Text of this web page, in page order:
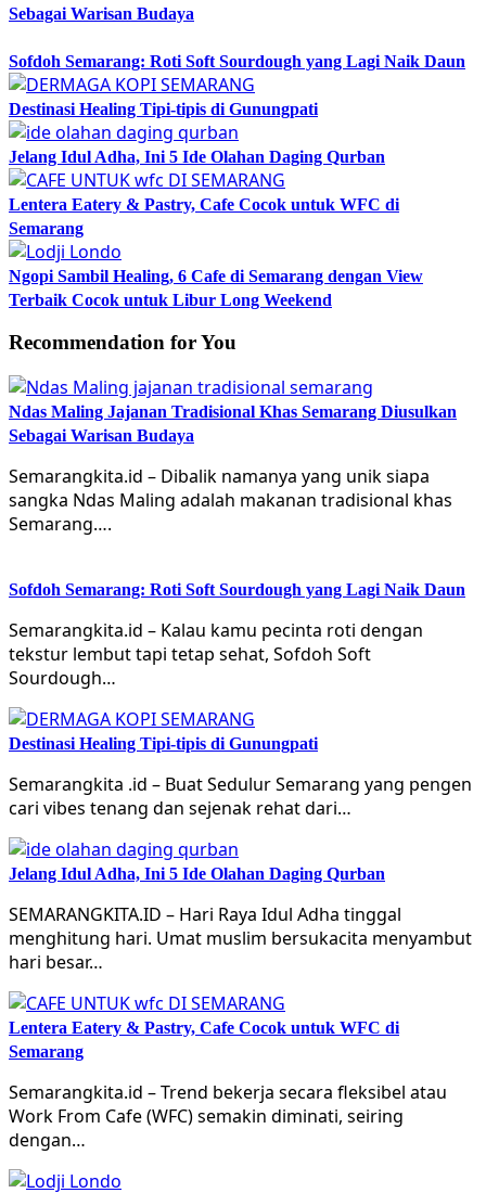
Sebagai Warisan Budaya
Sofdoh Semarang: Roti Soft Sourdough yang Lagi Naik Daun
Destinasi Healing Tipi-tipis di Gunungpati
Jelang Idul Adha, Ini 5 Ide Olahan Daging Qurban
Lentera Eatery & Pastry, Cafe Cocok untuk WFC di
Semarang
Ngopi Sambil Healing, 6 Cafe di Semarang dengan View
Terbaik Cocok untuk Libur Long Weekend
Recommendation for You
Ndas Maling Jajanan Tradisional Khas Semarang Diusulkan
Sebagai Warisan Budaya
Semarangkita.id – Dibalik namanya yang unik siapa
sangka Ndas Maling adalah makanan tradisional khas
Semarang….
Sofdoh Semarang: Roti Soft Sourdough yang Lagi Naik Daun
Semarangkita.id – Kalau kamu pecinta roti dengan
tekstur lembut tapi tetap sehat, Sofdoh Soft
Sourdough…
Destinasi Healing Tipi-tipis di Gunungpati
Semarangkita .id – Buat Sedulur Semarang yang pengen
cari vibes tenang dan sejenak rehat dari…
Jelang Idul Adha, Ini 5 Ide Olahan Daging Qurban
SEMARANGKITA.ID – Hari Raya Idul Adha tinggal
menghitung hari. Umat muslim bersukacita menyambut
hari besar…
Lentera Eatery & Pastry, Cafe Cocok untuk WFC di
Semarang
Semarangkita.id – Trend bekerja secara fleksibel atau
Work From Cafe (WFC) semakin diminati, seiring
dengan…